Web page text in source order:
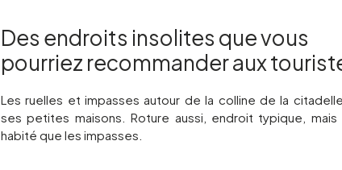
Des endroits insolites que vous
pourriez recommander aux
Les ruelles et impasses autour de la colline de la
ses petites maisons. Roture aussi, endroit typique, mais
habité que les impasses.